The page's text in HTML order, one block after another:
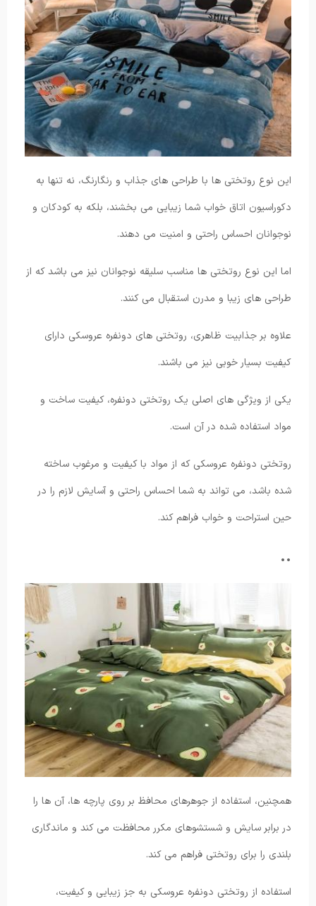
این نوع روتختی ها با طراحی های جذاب و رنگارنگ، نه تنها به
دکوراسیون اتاق خواب شما زیبایی می بخشند، بلکه به کودکان و
نوجوانان احساس راحتی و امنیت می دهند.
اما این نوع روتختی ها مناسب سلیقه نوجوانان نیز می باشد که از
طراحی های زیبا و مدرن استقبال می کنند.
علاوه بر جذابیت ظاهری، روتختی های دونفره عروسکی دارای
کیفیت بسیار خوبی نیز می باشند.
یکی از ویژگی های اصلی یک روتختی دونفره، کیفیت ساخت و
مواد استفاده شده در آن است.
روتختی دونفره عروسکی که از مواد با کیفیت و مرغوب ساخته
شده باشد، می تواند به شما احساس راحتی و آسایش لازم را در
حین استراحت و خواب فراهم کند.
..
همچنین، استفاده از جوهرهای محافظ بر روی پارچه ها، آن ها را
در برابر سایش و شستشوهای مکرر محافظت می کند و ماندگاری
بلندی را برای روتختی فراهم می کند.
استفاده از روتختی دونفره عروسکی به جز زیبایی و کیفیت،